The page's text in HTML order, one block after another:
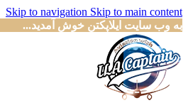
Skip to navigation Skip to main content
به وب سایت ایلاپکتن خوش آمدید...